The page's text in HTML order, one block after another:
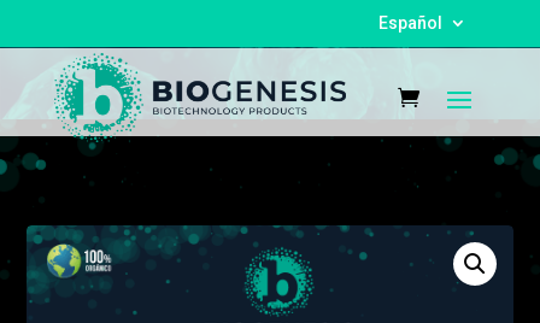
Español